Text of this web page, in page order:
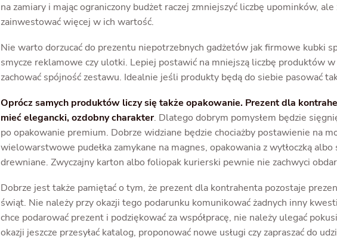
na zamiary i mając ograniczony budżet raczej zmniejszyć liczbę upominków, ale
zainwestować więcej w ich wartość.
Nie warto dorzucać do prezentu niepotrzebnych gadżetów jak firmowe kubki
smycze reklamowe czy ulotki. Lepiej postawić na mniejszą liczbę produktów w
zachować spójność zestawu. Idealnie jeśli produkty będą do siebie pasować
Oprócz samych produktów liczy się także opakowanie. Prezent dla
mieć elegancki, ozdobny charakter. Dlatego dobrym pomysłem będzie
po opakowanie premium. Dobrze widziane będzie chociażby postawienie na
wielowarstwowe pudełka zamykane na magnes, opakowania z wytłoczką albo
drewniane. Zwyczajny karton albo foliopak kurierski pewnie nie zachwyci
Dobrze jest także pamiętać o tym, że prezent dla kontrahenta pozostaje
świąt. Nie należy przy okazji tego podarunku komunikować żadnych inny
chce podarować prezent i podziękować za współpracę, nie należy ulegać
okazji jeszcze przesyłać katalog, proponować nowe usługi czy zapraszać do